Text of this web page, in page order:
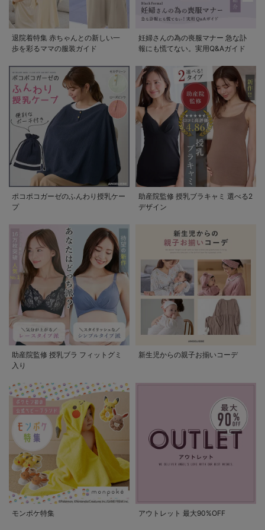
退院着特集 赤ちゃんとの新しい一
歩を彩るママの服装ガイド
妊婦さんの為の喪服マナー 急な訃
報にも慌てない。実用Q&Aガイド
ポコポコガーゼのふんわり授乳ケー
プ
助産院監修 授乳ブラキャミ 選べる2
デザイン
助産院監修 授乳ブラ フィットグミ
入り
新生児からの親子お揃いコーデ
モンポケ特集 アウトレット 最大90%OFF